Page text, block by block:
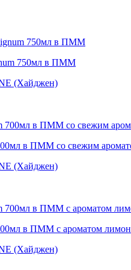
750мл в ПММ
(Хайджен)
в ПММ со свежим
(Хайджен)
в ПММ с ароматом
(Хайджен)